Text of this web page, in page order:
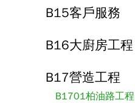
B15客戶服務
B16大廚房工程
B17營造工程
B1701柏油路工程